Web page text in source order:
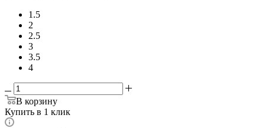
1.5
2
2.5
3
3.5
4
В корзину
Купить в 1 клик